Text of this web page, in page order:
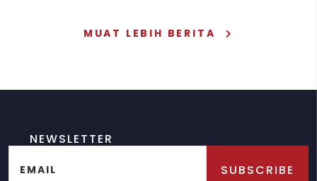
MUAT LEBIH BERITA
NEWSLETTER
EMAIL SUBSCRIBE